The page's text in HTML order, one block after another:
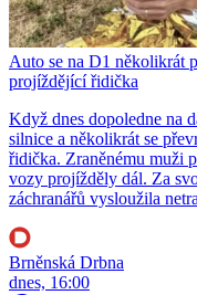
Auto se na D1 několikrát
projíždějící řidička
Když dnes dopoledne na
silnice a několikrát se
řidička. Zraněnému muži
vozy projížděly dál. Za
záchranářů vysloužila
Brněnská Drbna
dnes, 16:00